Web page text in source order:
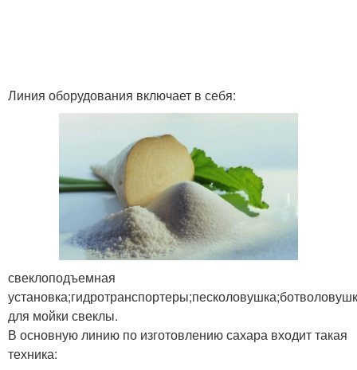
Линия оборудования включает в себя:
свеклоподъемная
для мойки свеклы.
В основную линию по изготовлению сахара входит такая
техника: